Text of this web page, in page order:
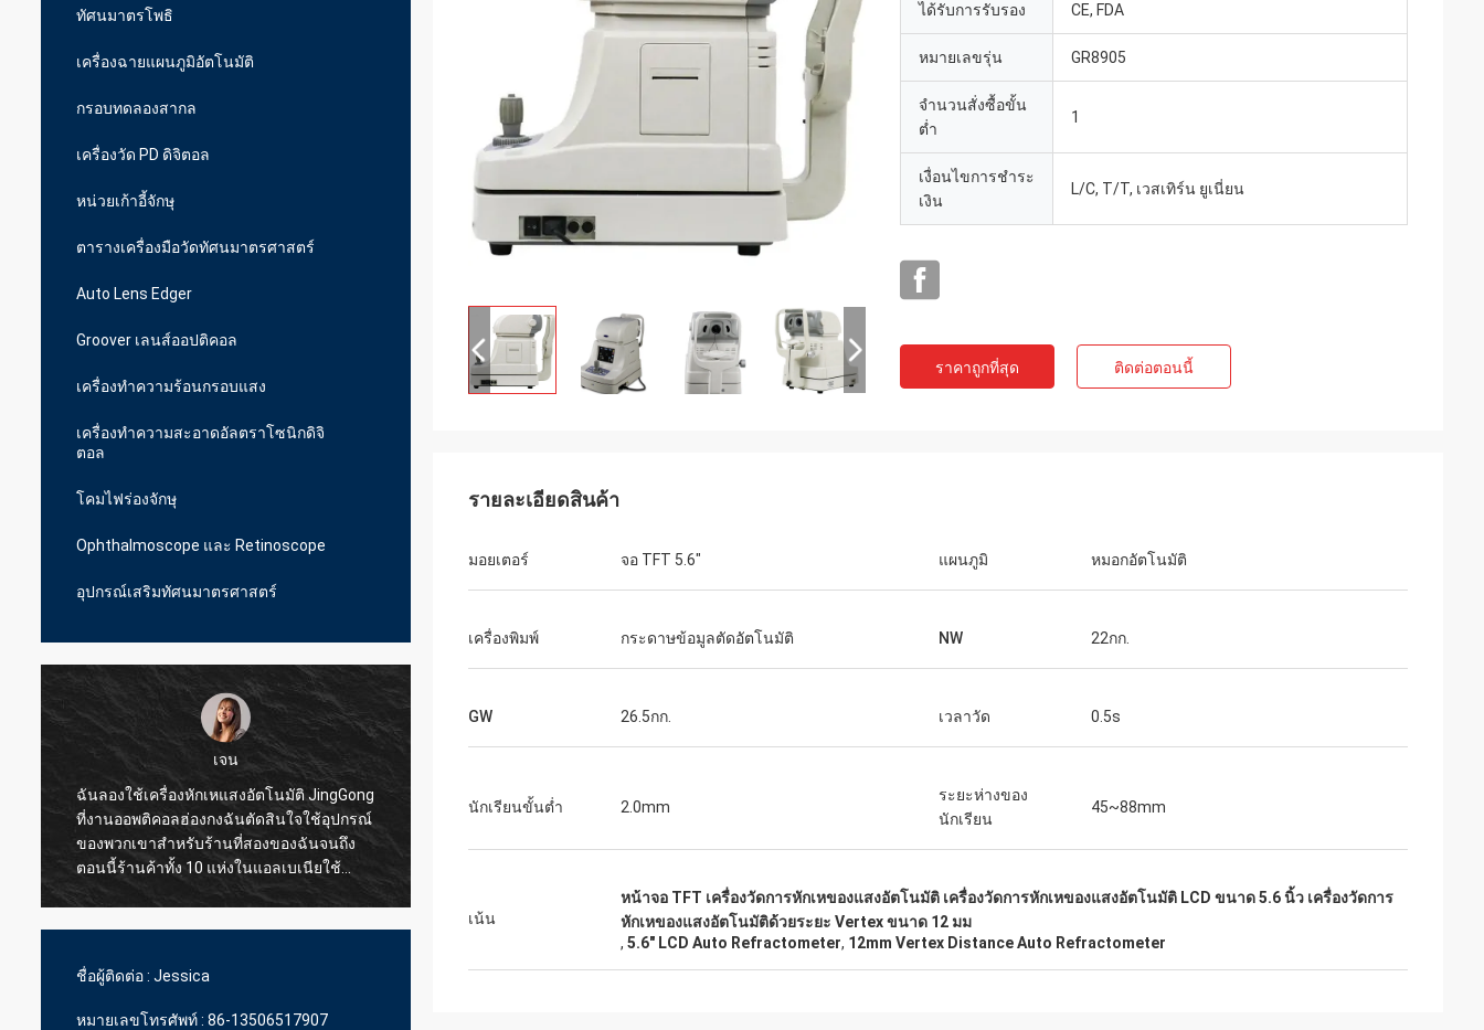
ทัศนมาตรโพธิ
เครื่องฉายแผนภูมิอัตโนมัติ
กรอบทดลองสากล
เครื่องวัด PD ดิจิตอล
หน่วยเก้าอี้จักษุ
ตารางเครื่องมือวัดทัศนมาตรศาสตร์
Auto Lens Edger
Groover เลนส์ออปติคอล
เครื่องทำความร้อนกรอบแสง
เครื่องทำความสะอาดอัลตราโซนิกดิจิ
ตอล
โคมไฟร่องจักษุ
Ophthalmoscope และ Retinoscope
อุปกรณ์เสริมทัศนมาตรศาสตร์
เจน
ฉันลองใช้เครื่องหักเหแสงอัตโนมัติ JingGong
ที่งานออพติคอลฮ่องกงฉันตัดสินใจใช้อุปกรณ์
ของพวกเขาสำหรับร้านที่สองของฉันจนถึง
ตอนนี้ร้านค้าทั้ง 10 แห่งในแอลเบเนียใช้
JingGong Optical เท่านั้นแม้แต่ชิ้นส่วนเล็ก ๆ
ฉันลองใช้ซัพพลายเออร์มากกว่า 10 ราย
สำหรับธุรกิจอุปกรณ์เกี่ยวกับแสงของเรา แต่
โชคดีที่ได้พบกับทีม JingGong Optical ที่
MIDO ใน Milano ตอนนี้สินค้าทั้งหมดที่เรา
ชื่อผู้ติดต่อ : Jessica
หมายเลขโทรศัพท์ : 86-13506517907
ได้รับการรับรอง CE, FDA
หมายเลขรุ่น GR8905
จำนวนสั่งซื้อขั้น
ต่ำ
1
เงื่อนไขการชำระ
เงิน
L/C, T/T, เวสเทิร์น ยูเนี่ยน
ราคาถูกที่สุด ติดต่อตอนนี้
รายละเอียดสินค้า
มอยเตอร์ จอ TFT 5.6" แผนภูมิ หมอกอัตโนมัติ
เครื่องพิมพ์ กระดาษข้อมูลตัดอัตโนมัติ NW 22กก.
GW 26.5กก. เวลาวัด 0.5s
นักเรียนขั้นต่ำ 2.0mm
ระยะห่างของ
นักเรียน
45~88mm
เน้น
หน้าจอ TFT เครื่องวัดการหักเหของแสงอัตโนมัติ เครื่องวัดการหักเหของแสงอัตโนมัติ LCD ขนาด 5.6 นิ้ว เครื่องวัดการ
หักเหของแสงอัตโนมัติด้วยระยะ Vertex ขนาด 12 มม
, 5.6″ LCD Auto Refractometer, 12mm Vertex Distance Auto Refractometer